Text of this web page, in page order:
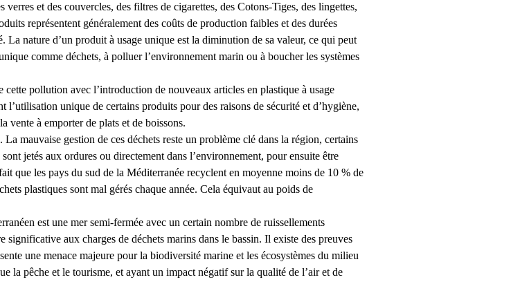
et des couvercles, des filtres de cigarettes, des Cotons-Tiges, des lingettes,
représentent généralement des coûts de production faibles et des durées
La nature d’un produit à usage unique est la diminution de sa valeur, ce qui peut
comme déchets, à polluer l’environnement marin ou à boucher les systèmes
pollution avec l’introduction de nouveaux articles en plastique à usage
unique de certains produits pour des raisons de sécurité et d’hygiène,
vente à emporter de plats et de boissons.
mauvaise gestion de ces déchets reste un problème clé dans la région, certains
jetés aux ordures ou directement dans l’environnement, pour ensuite être
que les pays du sud de la Méditerranée recyclent en moyenne moins de 10 % de
plastiques sont mal gérés chaque année. Cela équivaut au poids de
est une mer semi-fermée avec un certain nombre de ruissellements
aux charges de déchets marins dans le bassin. Il existe des preuves
une menace majeure pour la biodiversité marine et les écosystèmes du milieu
la pêche et le tourisme, et ayant un impact négatif sur la qualité de l’air et de